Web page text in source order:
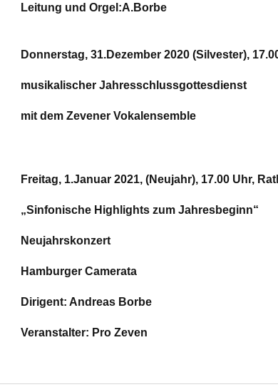
Leitung und Orgel:A.Borbe
Donnerstag, 31.Dezember 2020 (Silvester),
musikalischer Jahresschlussgottesdienst
mit dem Zevener Vokalensemble
Freitag, 1.Januar 2021, (Neujahr), 17.00 Uhr,
„Sinfonische Highlights zum Jahresbeginn“
Neujahrskonzert
Hamburger Camerata
Dirigent: Andreas Borbe
Veranstalter: Pro Zeven